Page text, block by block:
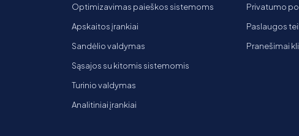
Optimizavimas paieškos sistemoms
Apskaitos įrankiai
Sandėlio valdymas
Sąsajos su kitomis sistemomis
Turinio valdymas
Analitiniai įrankiai
Privatumo
Paslaugos
Pranešimai